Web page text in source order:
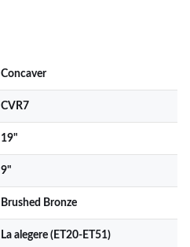
Concaver
CVR7
19"
9"
Brushed Bronze
La alegere (ET20-ET51)